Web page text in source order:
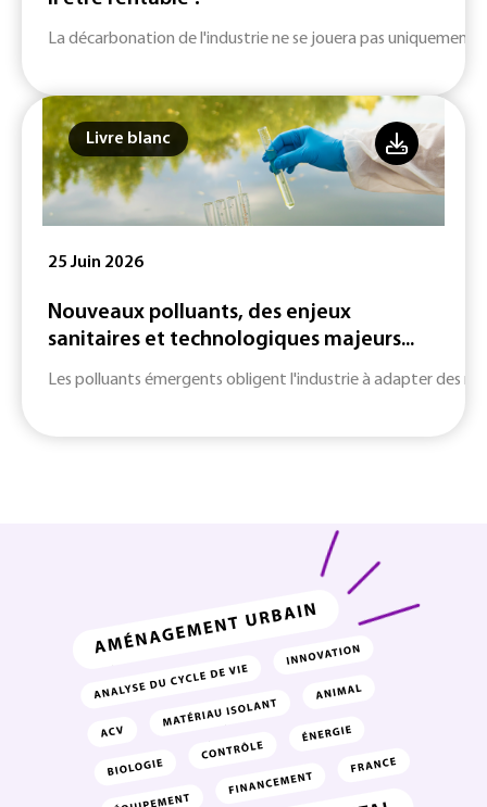
La décarbonation de l'industrie ne se jouera pas uniquement
Livre blanc
25 Juin 2026
Nouveaux polluants, des enjeux
sanitaires et technologiques majeurs...
Les polluants émergents obligent l'industrie à adapter des